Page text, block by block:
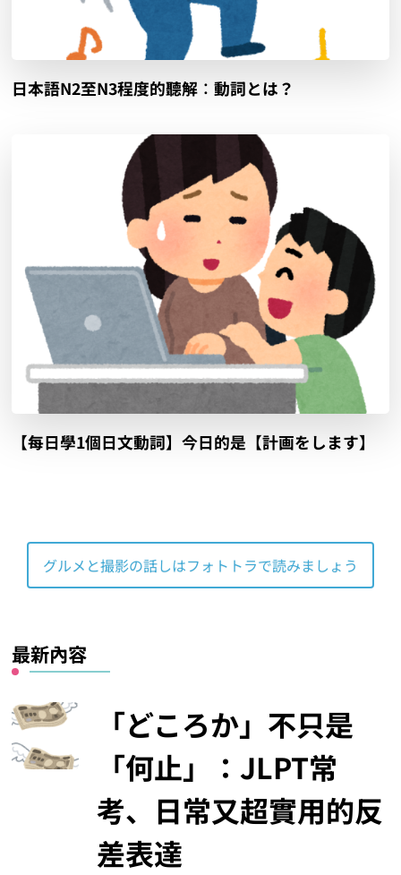
日本語N2至N3程度的聽解︰動詞とは？
【每日學1個日文動詞】今日的是【計画をします】
グルメと撮影の話しはフォトトラで読みましょう
最新內容
「どころか」不只是
「何止」：JLPT常
考、日常又超實用的反
差表達